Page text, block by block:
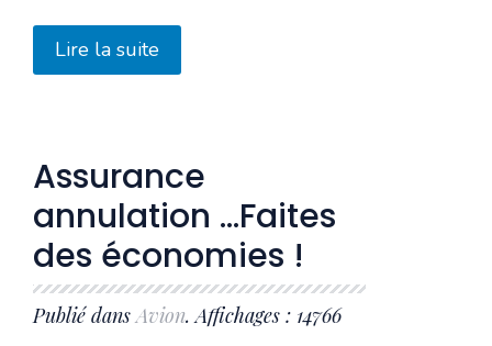
Lire la suite
Assurance
annulation ...Faites
des économies !
Publié dansAvion. Affichages : 14766